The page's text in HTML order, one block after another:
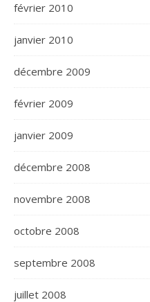
février 2010
janvier 2010
décembre 2009
février 2009
janvier 2009
décembre 2008
novembre 2008
octobre 2008
septembre 2008
juillet 2008